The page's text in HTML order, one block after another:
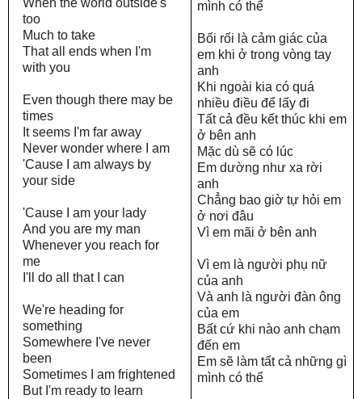
When the world outside's
too
Much to take
That all ends when I'm
with you
Even though there may be
times
It seems I'm far away
Never wonder where I am
'Cause I am always by
your side
'Cause I am your lady
And you are my man
Whenever you reach for
me
I'll do all that I can
We're heading for
something
Somewhere I've never
been
Sometimes I am frightened
But I'm ready to learn
mình có thể
Bối rối là cảm giác của
em khi ở trong vòng tay
anh
Khi ngoài kia có quá
nhiều điều để lấy đi
Tất cả đều kết thúc khi em
ở bên anh
Mặc dù sẽ có lúc
Em dường như xa rời
anh
Chẳng bao giờ tự hỏi em
ở nơi đâu
Vì em mãi ở bên anh
Vì em là người phụ nữ
của anh
Và anh là người đàn ông
của em
Bất cứ khi nào anh chạm
đến em
Em sẽ làm tất cả những gì
mình có thể